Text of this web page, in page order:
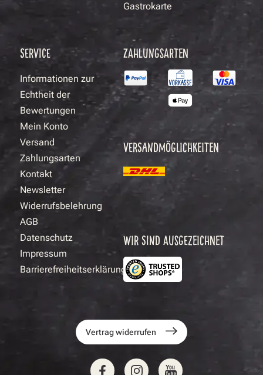
Gastrokarte
SERVICE
Informationen zur
Echtheit der
Bewertungen
Mein Konto
Versand
Zahlungsarten
Kontakt
Newsletter
Widerrufsbelehrung
AGB
Datenschutz
Impressum
Barrierefreiheitserklärung
ZAHLUNGSARTEN
VERSANDMÖGLICHKEITEN
WIR SIND AUSGEZEICHNET
Vertrag widerrufen